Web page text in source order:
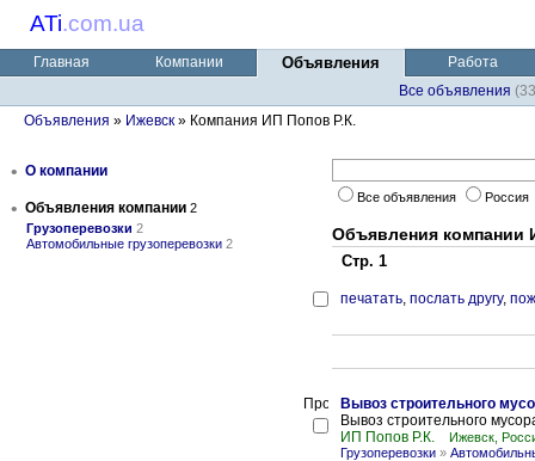
ATi.com.ua
Главная Компании Объявления
Работа
Все объявления
Объявления » Ижевск » Компания ИП Попов Р.К.
• О компании
• Объявления компании 2
Грузоперевозки 2
Автомобильные грузоперевозки 2
Все объявления Россия
Объявления компании
Стр. 1
печатать, послать другу,
Вывоз строительного
Вывоз строительного
ИП Попов Р.К.
Ижевск,
Грузоперевозки »